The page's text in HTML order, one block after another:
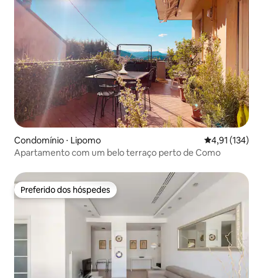
Condomínio ⋅ Lipomo 4,91 de uma
4,91 (134)
Apartamento com um belo terraço perto de Como
Preferido dos hóspedes
Preferido dos hóspedes